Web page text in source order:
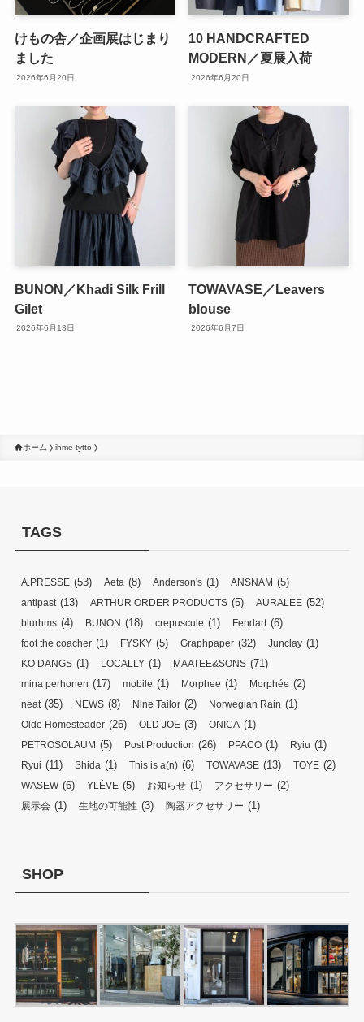
けもの舎／企画展はじまり
ました
2026年6月20日
10 HANDCRAFTED
MODERN／夏展入荷
2026年6月20日
BUNON／Khadi Silk Frill
Gilet
2026年6月13日
TOWAVASE／Leavers
blouse
2026年6月7日
ホーム ihme tytto
TAGS
A.PRESSE (53) Aeta (8) Anderson's (1) ANSNAM (5)
antipast(13) ARTHUR ORDER PRODUCTS (5) AURALEE (52)
blurhms (4) BUNON (18) crepuscule (1) Fendart(6)
foot the coacher (1) FYSKY (5) Graphpaper (32) Junclay (1)
KO DANGS (1) LOCALLY (1) MAATEE&SONS (71)
mina perhonen (17) mobile (1) Morphee (1) Morphée (2)
neat(35) NEWS (8) Nine Tailor (2) Norwegian Rain (1)
Olde Homesteader (26) OLD JOE (3) ONICA (1)
PETROSOLAUM (5) Post Production (26) PPACO (1) Ryiu (1)
Ryui (11) Shida (1) This is a(n) (6) TOWAVASE (13) TOYE (2)
WASEW(6) YLÈVE (5) お知らせ (1) アクセサリー (2)
展示会 (1) 生地の可能性 (3) 陶器アクセサリー (1)
SHOP